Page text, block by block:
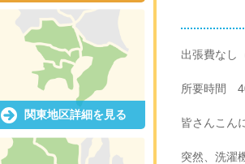
関東地区詳細を見る
出張費なし
所要時間
皆さんこん
突然、洗濯